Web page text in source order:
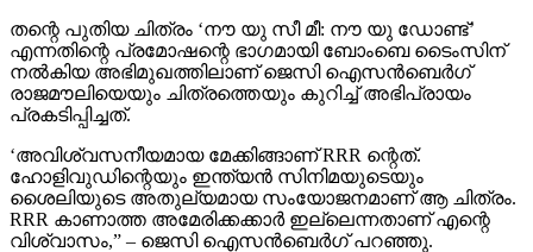
തന്റെ പുതിയ ചിത്രം ‘നൗ യു സീ മീ: നൗ യു ഡോണ്ട്’
എന്നതിന്റെ പ്രമോഷന്റെ ഭാഗമായി ബോംബെ ടൈംസിന്
നല്‍കിയ അഭിമുഖത്തിലാണ് ജെസി ഐസന്‍ബെര്‍ഗ്
രാജമൗലിയെയും ചിത്രത്തെയും കുറിച്ച് അഭിപ്രായം
പ്രകടിപ്പിച്ചത്.
‘അവിശ്വസനീയമായ മേക്കിങ്ങാണ് RRR ന്റെത്.
ഹോളിവുഡിന്റെയും ഇന്ത്യന്‍ സിനിമയുടെയും
ശൈലിയുടെ അതുല്യമായ സംയോജനമാണ് ആ ചിത്രം.
RRR കാണാത്ത അമേരിക്കക്കാര്‍ ഇല്ലെന്നതാണ് എന്റെ
വിശ്വാസം,” – ജെസി ഐസന്‍ബെര്‍ഗ് പറഞ്ഞു.